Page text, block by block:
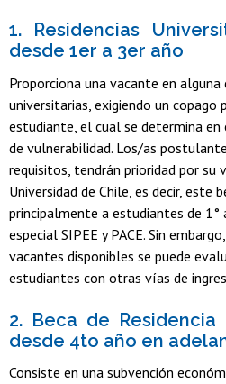
1. Residencias
desde 1er a 3er año
Proporciona una vacante en alguna
universitarias, exigiendo un
estudiante, el cual se determina en
de vulnerabilidad. Los/as
requisitos, tendrán prioridad por su
Universidad de Chile, es decir, este
principalmente a estudiantes de 1°
especial SIPEE y PACE. Sin
vacantes disponibles se puede
estudiantes con otras vías de
2. Beca de
desde 4to año en
Consiste en una subvención